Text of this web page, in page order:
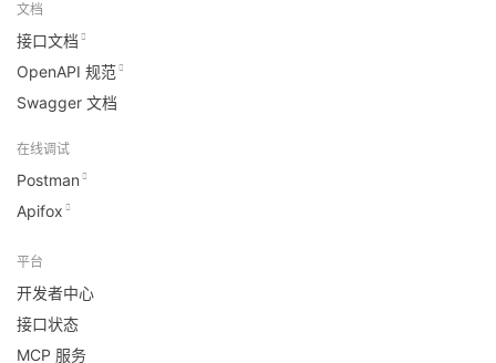
文档
接口文档
OpenAPI 规范
Swagger 文档
在线调试
Postman
Apifox
平台
开发者中心
接口状态
MCP 服务